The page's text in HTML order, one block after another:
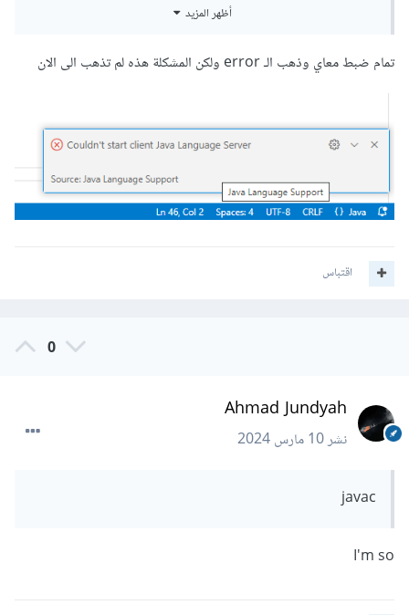
للتأكد ان الملفات مضمنة بشكل صحيح
ان قام بأعطائك خطأ فأن المشكلة ستكون بأن متغيرات البيئة غير
الذي اعطاهم لك زميلنا في التعليق السابق
أظهر المزيد
تمام ضبط معاي وذهب الـ error ولكن المشكلة هذه لم تذهب الى الان
اقتباس
0
Ahmad Jundyah
نشر10 مارس 2024
javac
I'm so